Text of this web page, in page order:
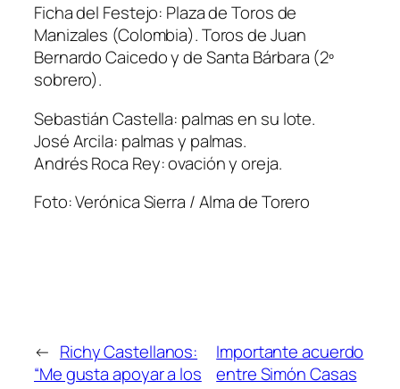
Ficha del Festejo: Plaza de Toros de
Manizales (Colombia). Toros de Juan
Bernardo Caicedo y de Santa Bárbara (2º
sobrero).
Sebastián Castella: palmas en su lote.
José Arcila: palmas y palmas.
Andrés Roca Rey: ovación y oreja.
Foto: Verónica Sierra / Alma de Torero
← Richy Castellanos:
“Me gusta apoyar a los
Importante acuerdo
entre Simón Casas